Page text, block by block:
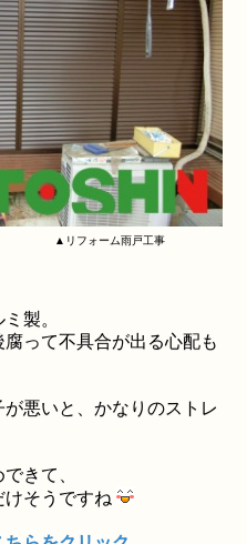
戸工事
製。
って不具合が出る心配も
悪いと、かなりのストレ
きて、
けそうですね